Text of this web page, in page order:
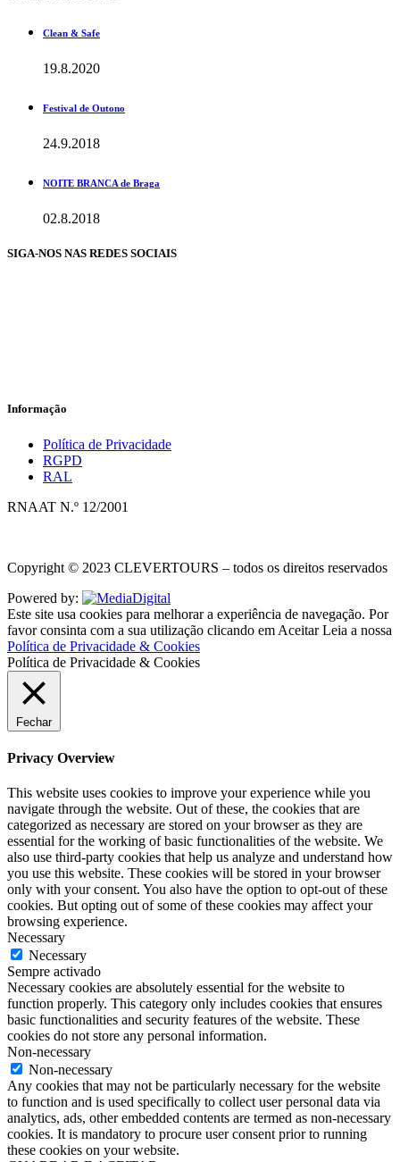
Clean & Safe
19.8.2020
Festival de Outono
24.9.2018
NOITE BRANCA de Braga
02.8.2018
SIGA-NOS NAS REDES SOCIAIS
Informação
Política de Privacidade
RGPD
RAL
RNAAT N.º 12/2001
Copyright © 2023 CLEVERTOURS – todos os direitos reservados
Powered by:
Este site usa cookies para melhorar a experiência de navegação. Por
favor consinta com a sua utilização clicando em AceitarLeia a nossa
Política de Privacidade & Cookies
Política de Privacidade & Cookies
Fechar
Privacy Overview
This website uses cookies to improve your experience while you
navigate through the website. Out of these, the cookies that are
categorized as necessary are stored on your browser as they are
essential for the working of basic functionalities of the website. We
also use third-party cookies that help us analyze and understand how
you use this website. These cookies will be stored in your browser
only with your consent. You also have the option to opt-out of these
cookies. But opting out of some of these cookies may affect your
browsing experience.
Necessary
Necessary
Sempre activado
Necessary cookies are absolutely essential for the website to
function properly. This category only includes cookies that ensures
basic functionalities and security features of the website. These
cookies do not store any personal information.
Non-necessary
Non-necessary
Any cookies that may not be particularly necessary for the website
to function and is used specifically to collect user personal data via
analytics, ads, other embedded contents are termed as non-necessary
cookies. It is mandatory to procure user consent prior to running
these cookies on your website.